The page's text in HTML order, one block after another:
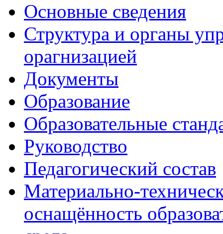
Основные сведения
Структура и органы
орагнизацией
Документы
Образование
Образовательные
Руководство
Педагогический состав
Материально-
оснащённость